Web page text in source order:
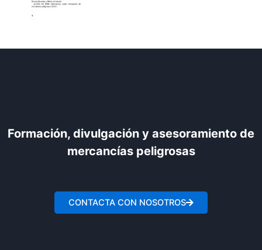
Formación, divulgación y asesoramiento de
mercancías peligrosas
CONTACTA CON NOSOTROS